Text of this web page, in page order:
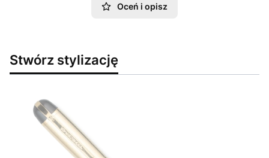
Oceń i opisz
Stwórz stylizację